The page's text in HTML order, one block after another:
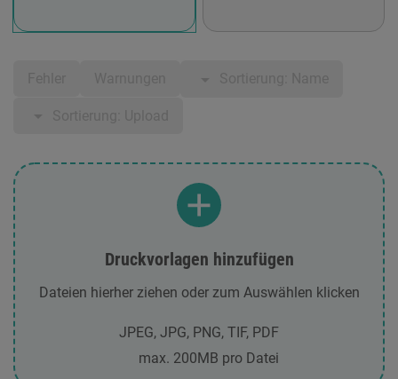
Druckvorlagen hinzufügen
Dateien hierher ziehen oder zum Auswählen klicken
JPEG, JPG, PNG, TIF, PDF
max. 200MB pro Datei